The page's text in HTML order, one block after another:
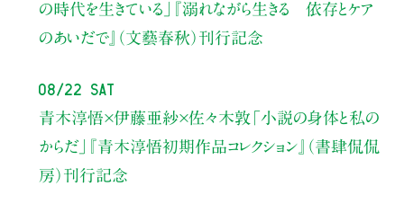
の時代を生きている」
『溺れながら生きる 依存とケア
のあいだで』（文藝春秋）刊行記念
08/22 Sat
青木淳悟×伊藤亜紗×佐々木敦 「小説の身体と私の
からだ」
『青木淳悟初期作品コレクション』（書肆侃侃
房）刊行記念